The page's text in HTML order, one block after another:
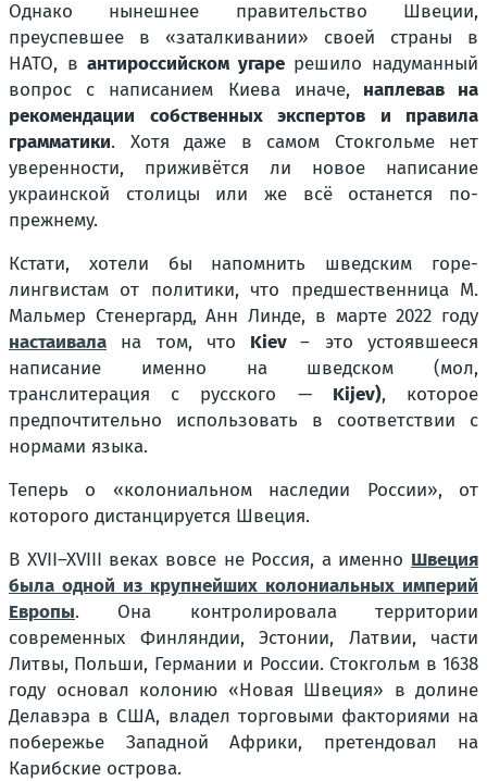
Однако нынешнее правительство Швеции,
преуспевшее в «заталкивании» своей страны в
НАТО, вантироссийском угаререшило надуманный
вопрос с написанием Киева иначе,наплевав на
рекомендации собственных экспертов и правила
грамматики. Хотя даже в самом Стокгольме нет
уверенности, приживётся ли новое написание
украинской столицы или же всё останется по-
прежнему.
Кстати, хотели бы напомнить шведским горе-
лингвистам от политики, что предшественница М.
Мальмер Стенергард, Анн Линде, в марте 2022 году
настаивала на том, что Kiev– это устоявшееся
написание именно на шведском (мол,
транслитерация с русского — Kijev), которое
предпочтительно использовать в соответствии с
нормами языка.
Теперь о «колониальном наследии России», от
которого дистанцируется Швеция.
В XVII–XVIII веках вовсе не Россия, а именно Швеция
была одной из крупнейших колониальных империй
Европы. Она контролировала территории
современных Финляндии, Эстонии, Латвии, части
Литвы, Польши, Германии и России. Стокгольм в 1638
году основал колонию «Новая Швеция» в долине
Делавэра в США, владел торговыми факториями на
побережье Западной Африки, претендовал на
Карибские острова.